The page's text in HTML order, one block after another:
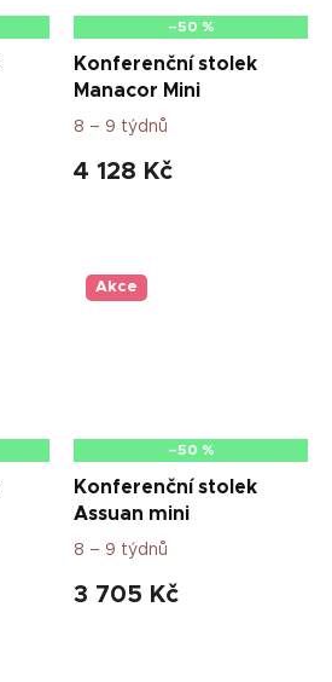
–50 %
Konferenční stolek
Manacor Mini
8 – 9 týdnů
4 128 Kč
Akce
–50 %
Konferenční stolek
Assuan mini
8 – 9 týdnů
3 705 Kč